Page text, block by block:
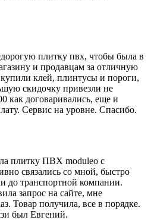
плитку пвх, чтобы была в
и продавцам за отличную
купили клей, плинтусы и пороги,
скидочку привезли не
как договаривались, еще и
Сервис на уровне. Спасибо.
плитку ПВХ moduleo с
связались со мной, быстро
до транспортной компании.
запрос на сайте, мне
Товар получила, все в порядке.
был Евгений.